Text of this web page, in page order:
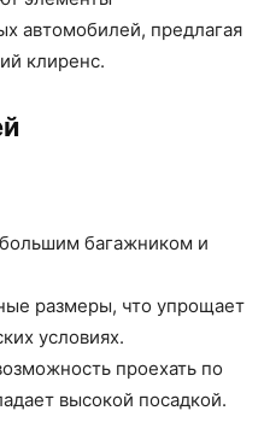
автомобилей, предлагая
клиренс.
багажником и
размеры, что упрощает
условиях.
проехать по
высокой посадкой.